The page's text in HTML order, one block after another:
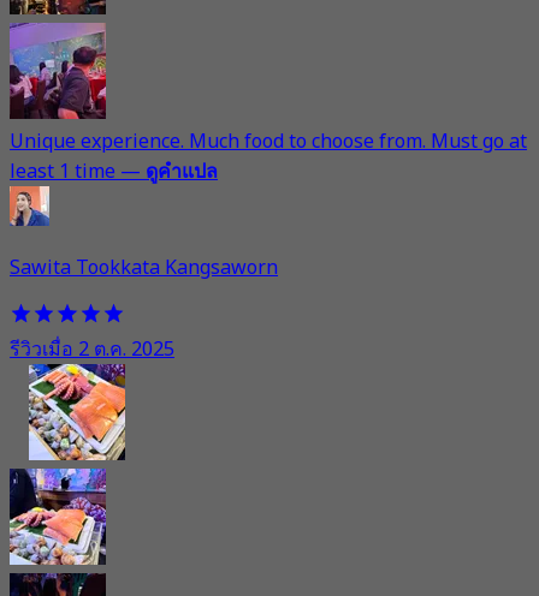
Unique experience. Much food to choose from. Must go at
least 1 time—ดูคำแปล
Sawita Tookkata Kangsaworn
รีวิวเมื่อ 2 ต.ค. 2025